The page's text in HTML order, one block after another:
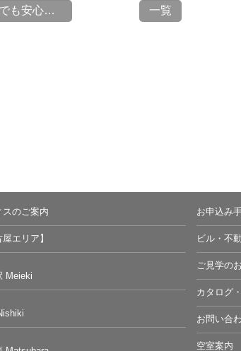
心！高... 一覧
スのご案内
屋エリア】
Meieki
お申込み
ビル・不
ご見学の
カタログ
お問い合
空室案内